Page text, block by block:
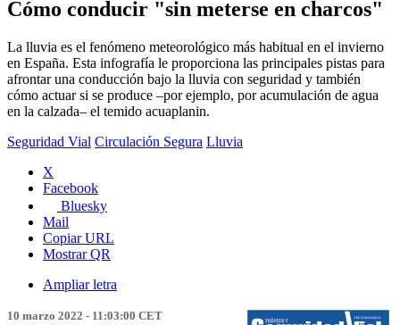
Cómo conducir "sin meterse en charcos"
La lluvia es el fenómeno meteorológico más habitual en el invierno
en España. Esta infografía le proporciona las principales pistas para
afrontar una conducción bajo la lluvia con seguridad y también
cómo actuar si se produce –por ejemplo, por acumulación de agua
en la calzada– el temido acuaplanin.
Seguridad Vial Circulación Segura Lluvia
X
Facebook
Bluesky
Mail
Copiar URL
Mostrar QR
Ampliar letra
10 marzo 2022 - 11:03:00 CET